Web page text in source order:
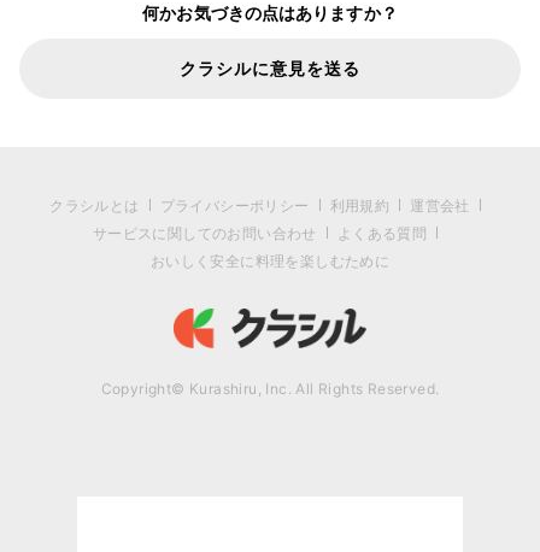
何かお気づきの点はありますか？
クラシルに意見を送る
クラシルとは プライバシーポリシー 利用規約
運営会社
サービスに関してのお問い合わせ
よくある質問
おいしく安全に料理を楽しむために
Copyright© Kurashiru, Inc. All Rights Reserved.